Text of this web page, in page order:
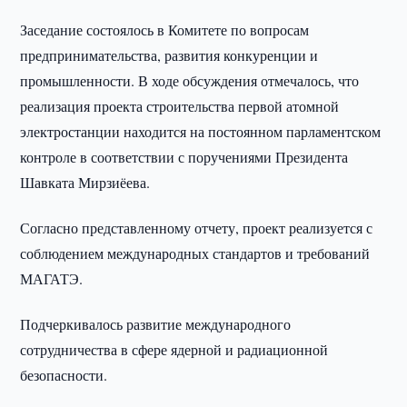
Заседание состоялось в Комитете по вопросам
предпринимательства, развития конкуренции и
промышленности. В ходе обсуждения отмечалось, что
реализация проекта строительства первой атомной
электростанции находится на постоянном парламентском
контроле в соответствии с поручениями Президента
Шавката Мирзиёева.
Согласно представленному отчету, проект реализуется с
соблюдением международных стандартов и требований
МАГАТЭ.
Подчеркивалось развитие международного
сотрудничества в сфере ядерной и радиационной
безопасности.